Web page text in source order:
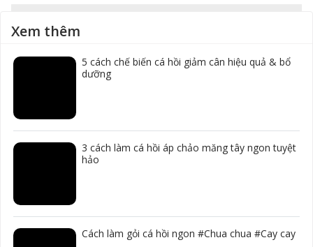
Xem thêm
5 cách chế biến cá hồi giảm cân hiệu quả & bổ
dưỡng
3 cách làm cá hồi áp chảo măng tây ngon tuyệt
hảo
Cách làm gỏi cá hồi ngon #Chua chua #Cay cay